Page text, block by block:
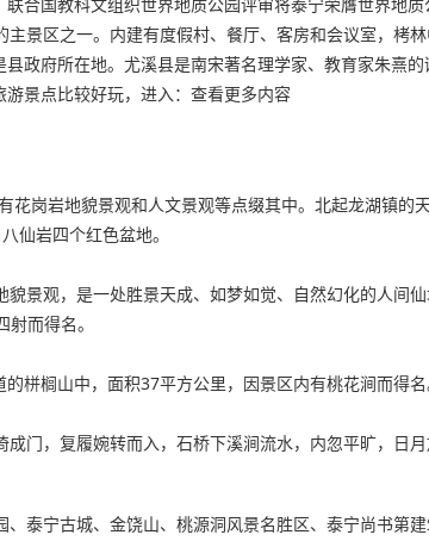
景区之一。内建有度假村、餐厅、客房和会议室，栲林
政府所在地。尤溪县是南宋著名理学家、教育家朱熹的
景点比较好玩，进入：查看更多内容
岗岩地貌景观和人文景观等点缀其中。北起龙湖镇
仙岩四个红色盆地。
景观，是一处胜景天成、如梦如觉、自然幻化的人间
而得名。
栟榈山中，面积37平方公里，因景区内有桃花涧而得
门，复履婉转而入，石桥下溪涧流水，内忽平旷，日
泰宁古城、金饶山、桃源洞风景名胜区、泰宁尚书第建